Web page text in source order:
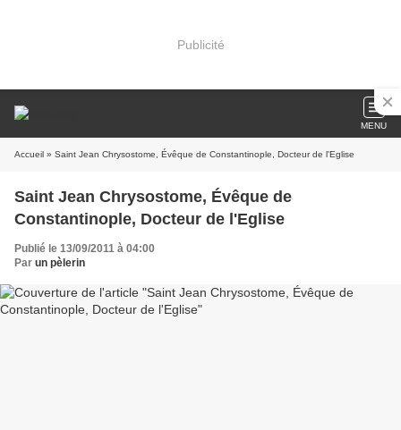
Publicité
MENU
Accueil » Saint Jean Chrysostome, Évêque de Constantinople, Docteur de l'Eglise
Saint Jean Chrysostome, Évêque de
Constantinople, Docteur de l'Eglise
Publié le 13/09/2011 à 04:00
Par un pèlerin